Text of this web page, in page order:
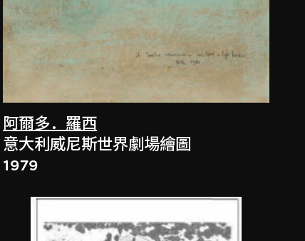
阿爾多．羅西
意大利威尼斯世界劇場繪圖
1979